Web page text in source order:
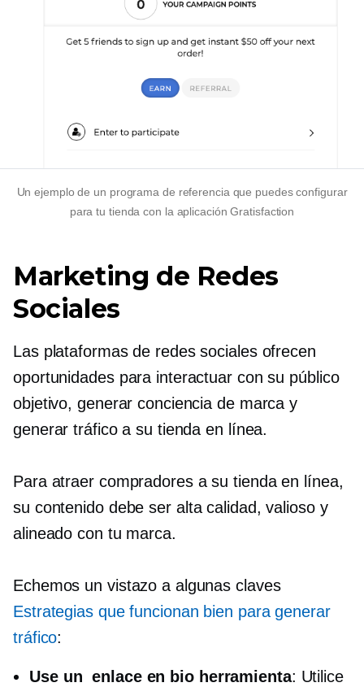
Un ejemplo de un programa de referencia que puedes configurar
para tu tienda con la aplicación Gratisfaction
Marketing de Redes
Sociales
Las plataformas de redes sociales ofrecen
oportunidades para interactuar con su público
objetivo, generar conciencia de marca y
generar tráfico a su tienda en línea.
Para atraer compradores a su tienda en línea,
su contenido debe ser alta calidad, valioso y
alineado con tu marca.
Echemos un vistazo a algunas claves
Estrategias que funcionan bien para generar
tráfico:
Use unenlace en bioherramienta: Utilice